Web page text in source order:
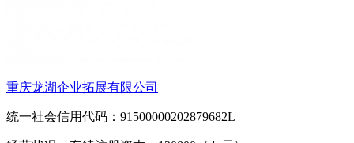
重庆龙湖企业拓展有限公司
统一社会信用代码：91500000202879682L